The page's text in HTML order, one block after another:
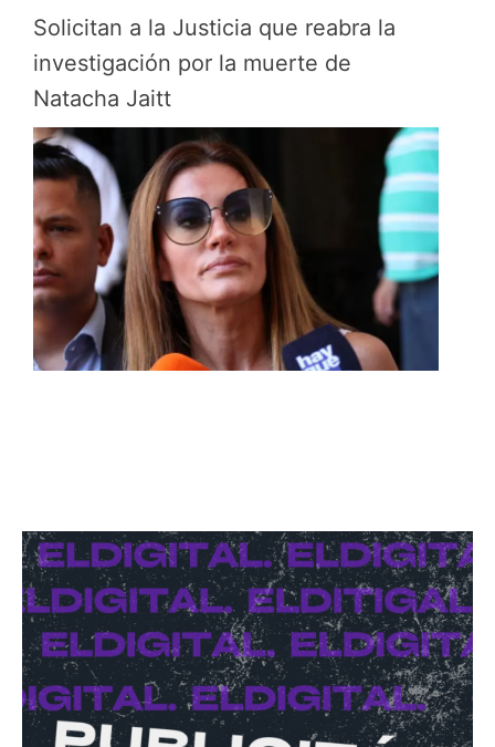
Solicitan a la Justicia que reabra la
investigación por la muerte de
Natacha Jaitt